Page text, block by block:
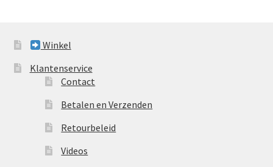
Winkel
Klantenservice
Contact
Betalen en Verzenden
Retourbeleid
Videos